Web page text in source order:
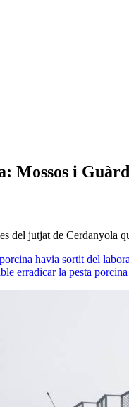
Mossos i
del jutjat de Cerdanyola
havia sortit del
erradicar la pesta